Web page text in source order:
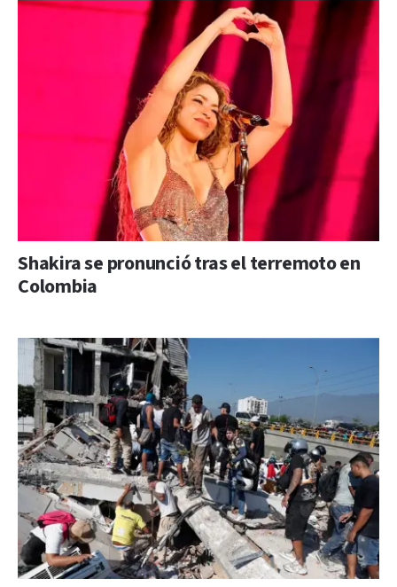
Shakira se pronunció tras el terremoto en
Colombia